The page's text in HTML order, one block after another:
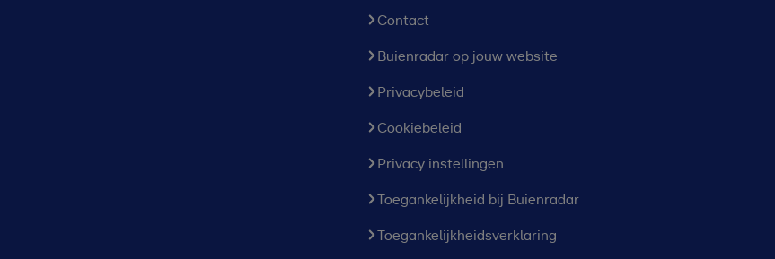
Contact
Buienradar op jouw website
Privacybeleid
Cookiebeleid
Privacy instellingen
Toegankelijkheid bij Buienradar
Toegankelijkheidsverklaring